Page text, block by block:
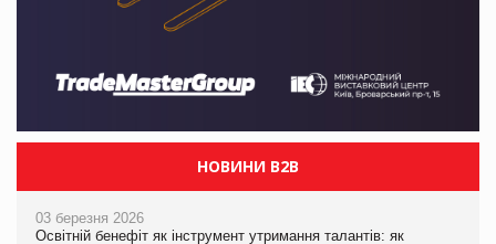
НОВИНИ B2B
03 березня 2026
Освітній бенефіт як інструмент утримання талантів: як